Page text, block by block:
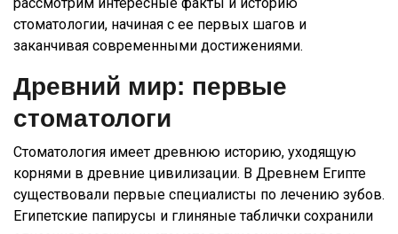
стоматологии, начиная с ее первых шагов и
заканчивая современными достижениями.
Древний мир: первые
стоматологи
Стоматология имеет древнюю историю, уходящую
корнями в древние цивилизации. В Древнем Египте
существовали первые специалисты по лечению зубов.
Египетские папирусы и глиняные таблички сохранили